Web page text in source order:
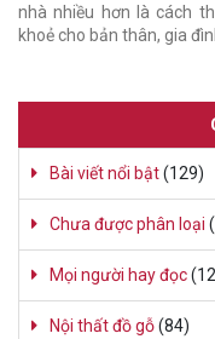
nhà nhiều hơn là cách
khoẻ cho bản thân, gia
Bài viết nổi bật(129)
Chưa được phân loại
Mọi người hay đọc
Nội thất đồ gỗ(84)